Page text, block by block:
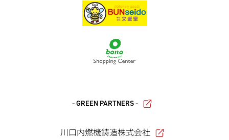
- GREEN PARTNERS -
川口内燃機鋳造株式会社